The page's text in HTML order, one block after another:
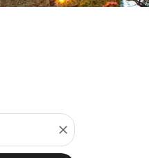
close